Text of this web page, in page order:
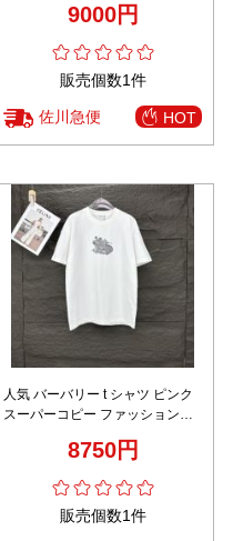
9000円
販売個数1件
佐川急便 HOT
人気 バーバリー t シャツ ピンク
スーパーコピー ファッション感
8750円
販売個数1件